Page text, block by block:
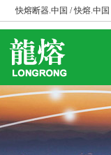
快熔断器.中国 / 快熔.中